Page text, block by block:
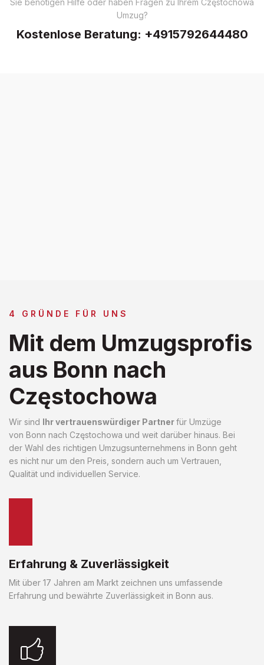
Sie benötigen Hilfe oder haben Fragen zu Ihrem Częstochowa
Umzug?
Kostenlose Beratung: +4915792644480
4 GRÜNDE FÜR UNS
Mit dem Umzugsprofis
aus Bonn nach
Częstochowa
Wir sind Ihr vertrauenswürdiger Partnerfür Umzüge
von Bonn nach Częstochowa und weit darüber hinaus. Bei
der Wahl des richtigen Umzugsunternehmens in Bonn geht
es nicht nur um den Preis, sondern auch um Vertrauen,
Qualität und individuellen Service.
Erfahrung & Zuverlässigkeit
Mit über 17 Jahren am Markt zeichnen uns umfassende
Erfahrung und bewährte Zuverlässigkeit in Bonn aus.